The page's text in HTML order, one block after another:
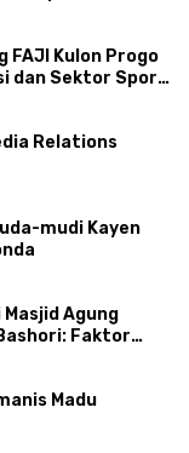
FAJI Kulon Progo
dan Sektor Sport
Relations
mudi Kayen
Agung
Faktor
Madu